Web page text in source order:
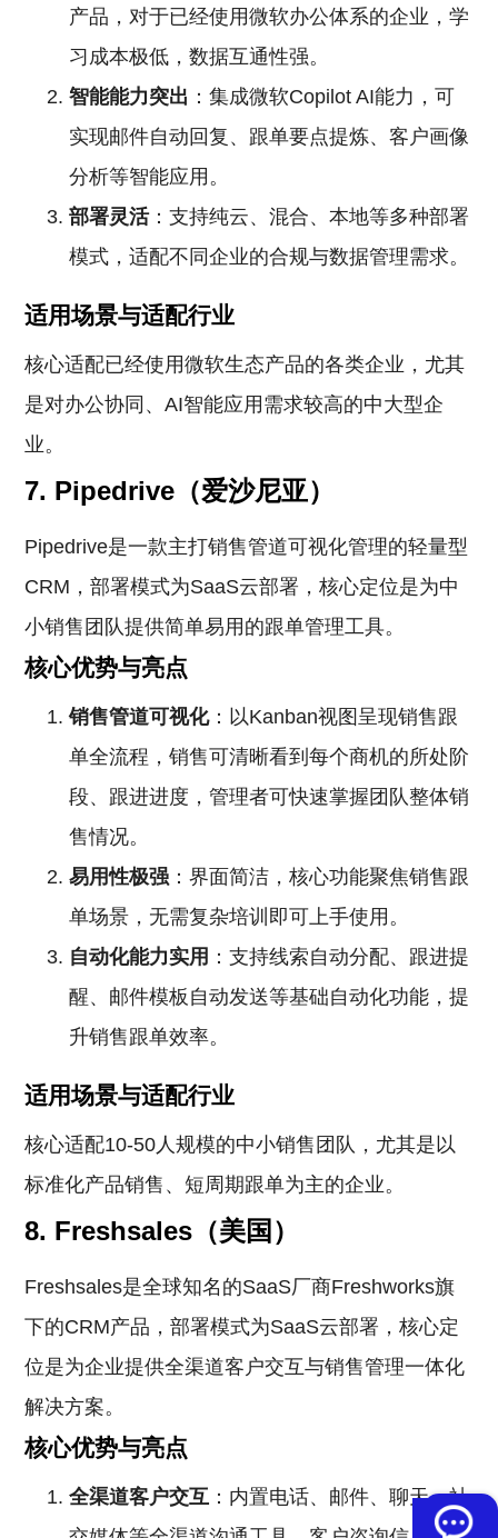
产品，对于已经使用微软办公体系的企业，学
习成本极低，数据互通性强。
智能能力突出 ：集成微软Copilot AI能力，可
实现邮件自动回复、跟单要点提炼、客户画像
分析等智能应用。
部署灵活：支持纯云、混合、本地等多种部署
模式，适配不同企业的合规与数据管理需求。
适用场景与适配行业
核心适配已经使用微软生态产品的各类企业，尤其
是对办公协同、AI智能应用需求较高的中大型企
业。
7. Pipedrive（爱沙尼亚）
Pipedrive是一款主打销售管道可视化管理的轻量型
CRM，部署模式为SaaS云部署，核心定位是为中
小销售团队提供简单易用的跟单管理工具。
核心优势与亮点
销售管道可视化：以Kanban视图呈现销售跟
单全流程，销售可清晰看到每个商机的所处阶
段、跟进进度，管理者可快速掌握团队整体销
售情况。
易用性极强 ：界面简洁，核心功能聚焦销售跟
单场景，无需复杂培训即可上手使用。
自动化能力实用 ：支持线索自动分配、跟进提
醒、邮件模板自动发送等基础自动化功能，提
升销售跟单效率。
适用场景与适配行业
核心适配10-50人规模的中小销售团队，尤其是以
标准化产品销售、短周期跟单为主的企业。
8. Freshsales（美国）
Freshsales是全球知名的SaaS厂商Freshworks旗
下的CRM产品，部署模式为SaaS云部署，核心定
位是为企业提供全渠道客户交互与销售管理一体化
解决方案。
核心优势与亮点
全渠道客户交互 ：内置电话、邮件、聊天、社